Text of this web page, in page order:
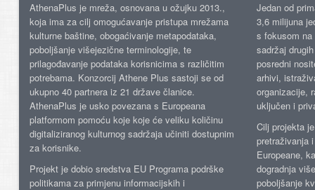
AthenaPlus je mreža, osnovana u ožujku 2013.,
koja ima za cilj omogućavanje pristupa mrežama
kulturne baštine, obogaćivanje metapodataka,
poboljšanje višejezične terminologije, te
prilagođavanje podataka korisnicima s različitim
potrebama. Konzorcij Athene Plus sastoji se od
ukupno 40 partnera iz 21 države članice.
AthenaPlus je usko povezana s Europeana
platformom pomoću koje koje će veliku količinu
digitaliziranog kulturnog sadržaja učiniti dostupnim
za korisnike.
Projekt je dobio sredstva EU Programa podrške
politikama za primjenu informacijskih i
Jedan od
3,6 milijuna
s fokusom
sadržaj
posredni
arhivi,
organizacije,
uključen i
Cilj projekta
pretraživanja
Europeane,
dogradnja
poboljšanje